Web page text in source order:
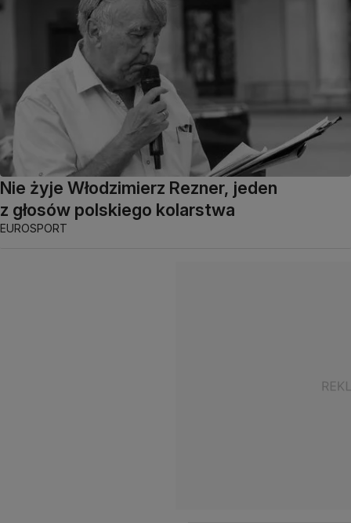
Nie żyje Włodzimierz Rezner, jeden
z głosów polskiego kolarstwa
EUROSPORT